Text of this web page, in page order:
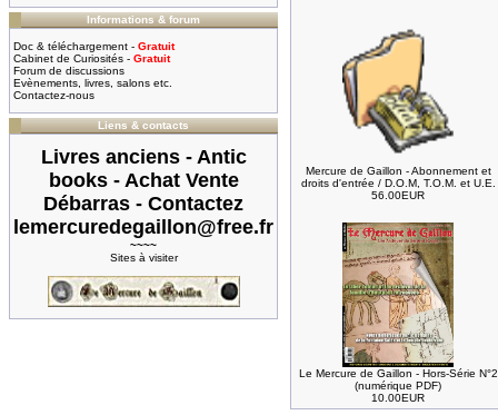
Informations & forum
Doc & téléchargement - Gratuit
Cabinet de Curiosités - Gratuit
Forum de discussions
Evènements, livres, salons etc.
Contactez-nous
Liens & contacts
Livres anciens - Antic
books - Achat Vente
Débarras - Contactez
lemercuredegaillon@free.fr
~~~~
Sites à visiter
Mercure de Gaillon - Abonnement et
droits d'entrée / D.O.M, T.O.M. et U.E.
56.00EUR
Le Mercure de Gaillon - Hors-Série N°2
(numérique PDF)
10.00EUR